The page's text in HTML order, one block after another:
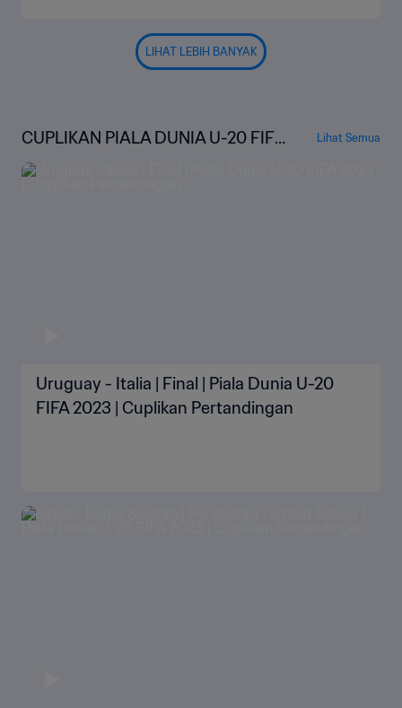
LIHAT LEBIH BANYAK
CUPLIKAN PIALA DUNIA U-20 FIFA
ARGENTINA 2023
Lihat Semua
Uruguay - Italia | Final | Piala Dunia U-20
FIFA 2023 | Cuplikan Pertandingan